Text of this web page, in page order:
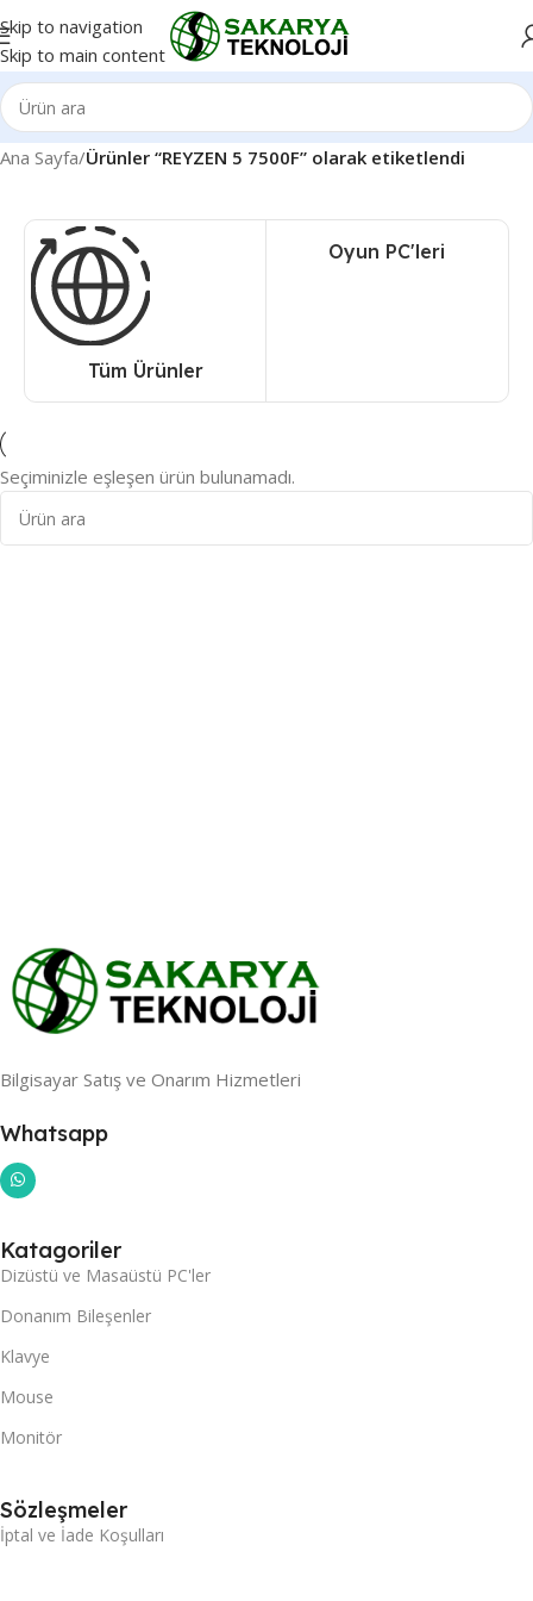
Skip to navigation
Skip to main content
Ana Sayfa/Ürünler “REYZEN 5 7500F” olarak etiketlendi
Tüm Ürünler
Oyun PC'leri
Seçiminizle eşleşen ürün bulunamadı.
Bilgisayar Satış ve Onarım Hizmetleri
Whatsapp
Katagoriler
Dizüstü ve Masaüstü PC'ler
Donanım Bileşenler
Klavye
Mouse
Monitör
Sözleşmeler
İptal ve İade Koşulları